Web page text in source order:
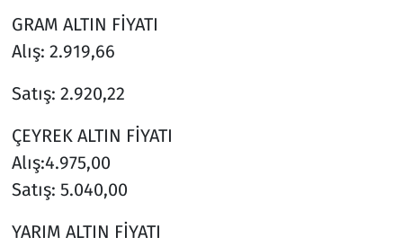
GRAM ALTIN FİYATI
Alış: 2.919,66
Satış: 2.920,22
ÇEYREK ALTIN FİYATI
Alış:4.975,00
Satış: 5.040,00
YARIM ALTIN FİYATI
Spor
Televizyon